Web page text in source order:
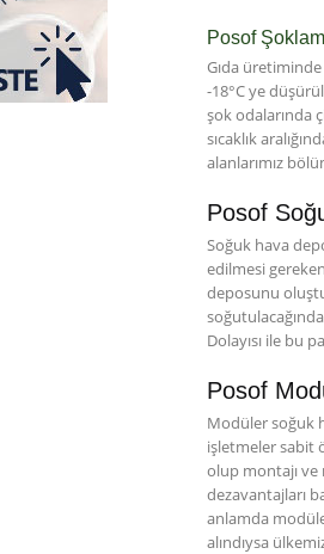
Posof
Gıda üretiminde
-18°C ye
şok odalarında
sıcaklık
alanlarımız
Posof
Soğuk hava
edilmesi
deposunu
Dolayısı ile bu
Posof
Modüler soğuk
işletmeler sabit
olup montajı ve
dezavantajları
anlamda
alındıysa